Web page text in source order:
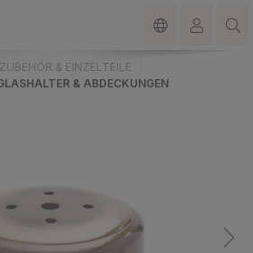
ZUBEHÖR & EINZELTEILE
& ABDECKUNGEN